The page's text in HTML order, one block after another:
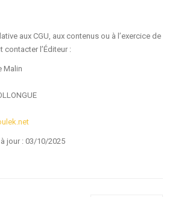
aux CGU, aux contenus ou à l’exercice de
contacter l’Éditeur :
Malin
jour : 03/10/2025